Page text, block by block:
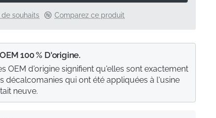
souhaits Comparez ce produit
100 % D'origine.
OEM d'origine signifient qu'elles sont exactement
décalcomanies qui ont été appliquées à l'usine
neuve.